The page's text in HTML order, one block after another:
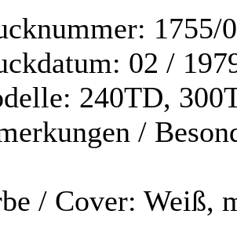
1755/
02 /
240TD,
/
/ Cover: Weiß,